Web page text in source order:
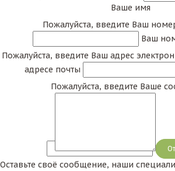
Ваше имя
Пожалуйста, введите Ваш
Ваш
Пожалуйста, введите Ваш адрес
адресе почты
Пожалуйста, введите Ваше
Оставьте своё сообщение, наши